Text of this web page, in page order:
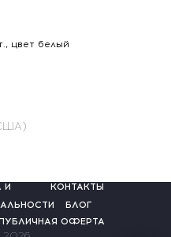
цвет белый
И
КОНТАКТЫ
БЛОГ
ОФЕРТА